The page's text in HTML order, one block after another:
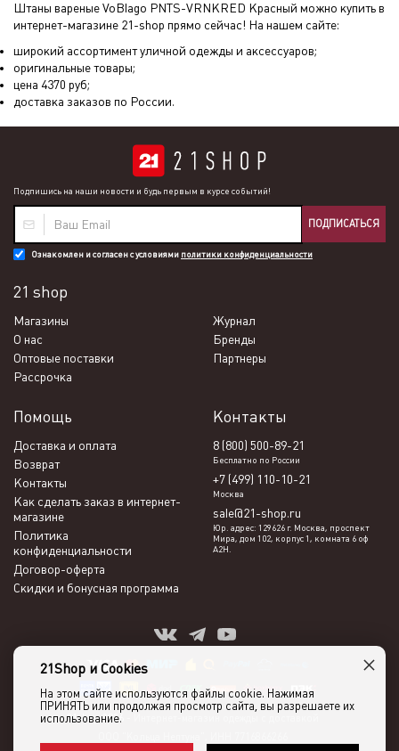
Штаны вареные VoBlago PNTS-VRNKRED Красный можно купить в
интернет-магазине 21-shop прямо сейчас! На нашем сайте:
широкий ассортимент уличной одежды и аксессуаров;
оригинальные товары;
цена 4370 руб;
доставка заказов по России.
Подпишись на наши новости и будь первым в курсе событий!
ПОДПИСАТЬСЯ
Ознакомлен и согласен с условиями политики конфиденциальности
21 shop
Магазины
Журнал
О нас
Бренды
Оптовые поставки
Партнеры
Рассрочка
Помощь
Доставка и оплата
Возврат
Контакты
Как сделать заказ в интернет-
магазине
Политика
конфиденциальности
Договор-оферта
Скидки и бонусная программа
Контакты
8 (800) 500-89-21
Бесплатно по России
+7 (499) 110-10-21
Москва
sale@21-shop.ru
Юр. адрес: 129626 г. Москва, проспект
Мира, дом 102, корпус 1, комната 6 оф
А2Н.
21shop 2026 -
21Shop и Cookies
На этом сайте используются файлы cookie. Нажимая
ПРИНЯТЬ или продолжая просмотр сайта, вы разрешаете их
использование.
×